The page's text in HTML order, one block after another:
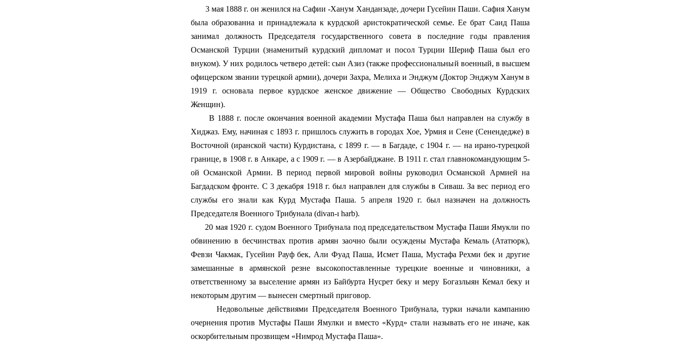
3 мая 1888 г. он женился на Сафии -Ханум Ханданзаде, дочери Гусейин Паши. Сафия Ханум
была образованна и принадлежала к курдской аристократической семье. Ее брат Саид Паша
занимал должность Председателя государственного совета в последние годы правления
Османской Турции (знаменитый курдский дипломат и посол Турции Шериф Паша был его
внуком). У них родилось четверо детей: сын Азиз (также профессиональный военный, в высшем
офицерском звании турецкой армии), дочери Захра, Мелиха и Энджум (Доктор Энджум Ханум в
1919 г. основала первое курдское женское движение — Общество Свободных Курдских
Женщин).
В 1888 г. после окончания военной академии Мустафа Паша был направлен на службу в
Хиджаз. Ему, начиная с 1893 г. пришлось служить в городах Хое, Урмия и Сене (Сенендедже) в
Восточной (иранской части) Курдистана, с 1899 г. — в Багдаде, с 1904 г. — на ирано-турецкой
границе, в 1908 г. в Анкаре, а с 1909 г. — в Азербайджане. В 1911 г. стал главнокомандующим 5-
ой Османской Армии. В период первой мировой войны руководил Османской Армией на
Багдадском фронте. С 3 декабря 1918 г. был направлен для службы в Сиваш. За вес период его
службы его знали как Курд Мустафа Паша. 5 апреля 1920 г. был назначен на должность
Председателя Военного Трибунала (divan-ı harb).
20 мая 1920 г. судом Военного Трибунала под председательством Мустафа Паши Ямукли по
обвинению в бесчинствах против армян заочно были осуждены Мустафа Кемаль (Ататюрк),
Февзи Чакмак, Гусейин Рауф бек, Али Фуад Паша, Исмет Паша, Мустафа Рехми бек и другие
замешанные в армянской резне высокопоставленные турецкие военные и чиновники, а
ответственному за выселение армян из Байбурта Нусрет беку и меру Богазлыян Кемал беку и
некоторым другим — вынесен смертный приговор.
Недовольные действиями Председателя Военного Трибунала, турки начали кампанию
очернения против Мустафы Паши Ямулки и вместо «Курд» стали называть его не иначе, как
оскорбительным прозвищем «Нимрод Мустафа Паша».